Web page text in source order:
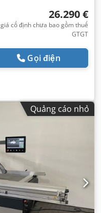
26.290 €
giá cố định chưa bao gồm thuế
GTGT
Gọi điện
Quảng cáo nhỏ